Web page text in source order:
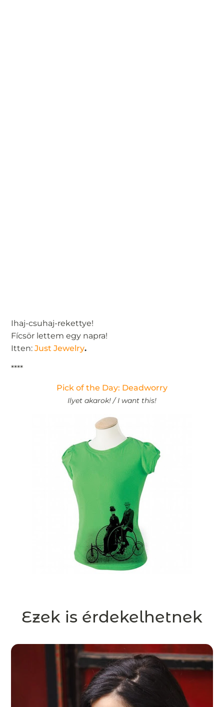
Ihaj-csuhaj-rekettye!
Fícsör lettem egy napra!
Itten:Just Jewelry.
****
Pick of the Day: Deadworry
Ilyet akarok! / I want this!
Ezek is érdekelhetnek